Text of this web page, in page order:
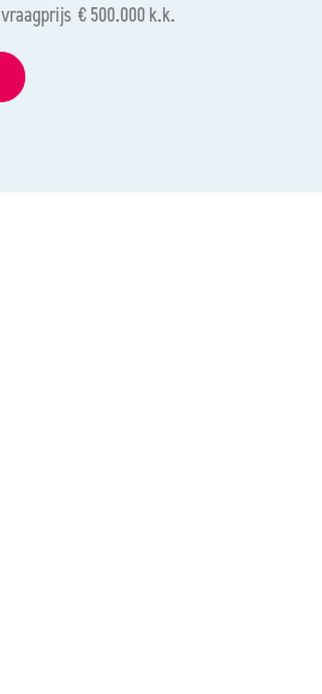
vraagprijs € 500.000 k.k.